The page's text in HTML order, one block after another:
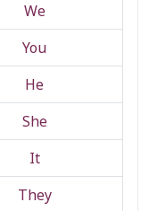
We
You
He
She
It
They